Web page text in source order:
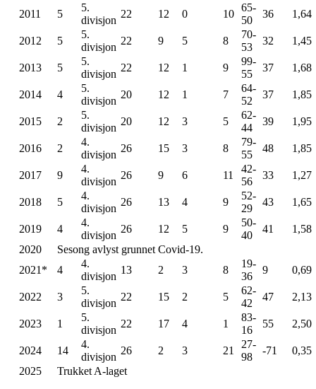
2011 5
5.
divisjon
22 12 0 10
65-
50
36 1,64
2012 5
5.
divisjon
22 9 5 8
70-
53
32 1,45
2013 5
5.
divisjon
22 12 1 9
99-
55
37 1,68
2014 4
5.
divisjon
20 12 1 7
64-
52
37 1,85
2015 2
5.
divisjon
20 12 3 5
62-
44
39 1,95
2016 2
4.
divisjon
26 15 3 8
79-
55
48 1,85
2017 9
4.
divisjon
26 9 6 11
42-
56
33 1,27
2018 5
4.
divisjon
26 13 4 9
52-
29
43 1,65
2019 4
4.
divisjon
26 12 5 9
50-
40
41
1,58
2020
Sesong avlyst grunnet Covid-19.
2021*
4
4.
divisjon
13 2 3 8
19-
36
9 0,69
2022 3
5.
divisjon
22 15 2 5
62-
42
47 2,13
2023 1
5.
divisjon
22 17 4 1
83-
16
55 2,50
2024 14
4.
divisjon
26 2 3 21
27-
98
-71
0,35
2025
Trukket A-laget